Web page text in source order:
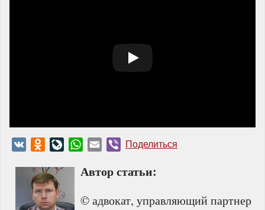
VK Odnoklassniki
LiveJournal
WhatsApp
Email Viber
Поделиться
Автор статьи:
© адвокат, управляющий партнер